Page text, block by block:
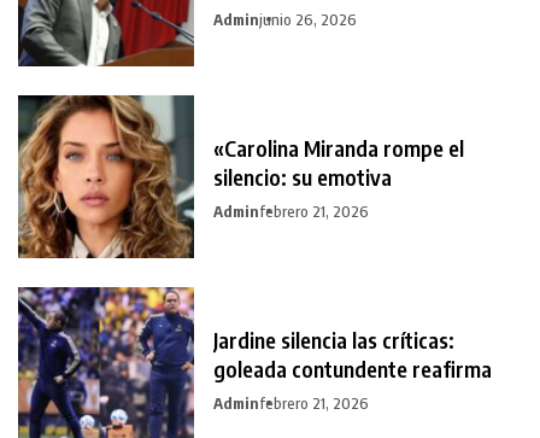
Adminjunio 26, 2026
«Carolina Miranda rompe el
silencio: su emotiva
Adminfebrero 21, 2026
Jardine silencia las críticas:
goleada contundente reafirma
Adminfebrero 21, 2026